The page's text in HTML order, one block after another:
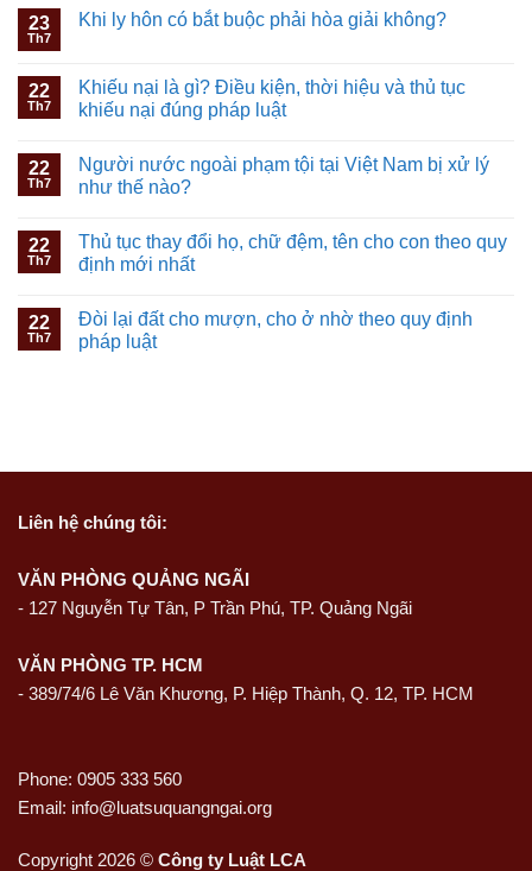
23
Th7
Khi ly hôn có bắt buộc phải hòa giải không?
22
Th7
Khiếu nại là gì? Điều kiện, thời hiệu và thủ tục
khiếu nại đúng pháp luật
22
Th7
Người nước ngoài phạm tội tại Việt Nam bị xử lý
như thế nào?
22
Th7
Thủ tục thay đổi họ, chữ đệm, tên cho con theo quy
định mới nhất
22
Th7
Đòi lại đất cho mượn, cho ở nhờ theo quy định
pháp luật
Liên hệ chúng tôi:
VĂN PHÒNG QUẢNG NGÃI
- 127 Nguyễn Tự Tân, P Trần Phú, TP. Quảng Ngãi
VĂN PHÒNG TP. HCM
- 389/74/6 Lê Văn Khương, P. Hiệp Thành, Q. 12, TP. HCM
Phone: 0905 333 560
Email: info@luatsuquangngai.org
Copyright 2026 © Công ty Luật LCA